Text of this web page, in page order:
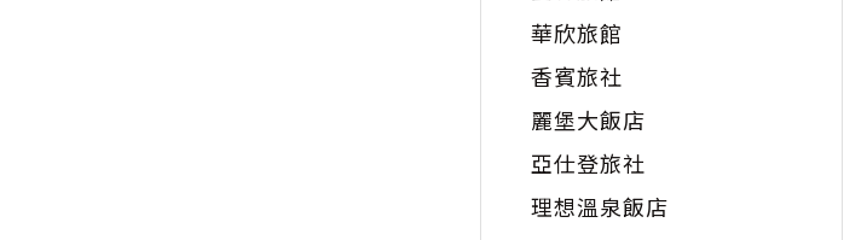
華欣旅館
香賓旅社
麗堡大飯店
亞仕登旅社
理想溫泉飯店